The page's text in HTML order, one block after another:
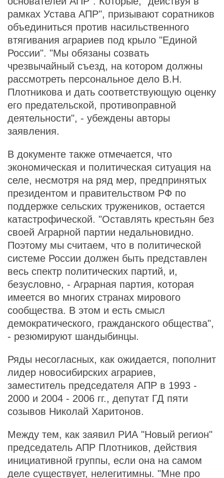
рамках Устава АПР", призывают соратников
объединиться против насильственного
втягивания аграриев под крыло "Единой
России". "Мы обязаны созвать
чрезвычайный съезд, на котором должны
рассмотреть персональное дело В.Н.
Плотникова и дать соответствующую оценку
его предательской, противоправной
деятельности", - убеждены авторы
заявления.
В документе также отмечается, что
экономическая и политическая ситуация на
селе, несмотря на ряд мер, предпринятых
президентом и правительством РФ по
поддержке сельских тружеников, остается
катастрофической. "Оставлять крестьян без
своей Аграрной партии недальновидно.
Поэтому мы считаем, что в политической
системе России должен быть представлен
весь спектр политических партий, и,
безусловно, - Аграрная партия, которая
имеется во многих странах мирового
сообщества. В этом и есть смысл
демократического, гражданского общества",
- резюмируют шандыбинцы.
Ряды несогласных, как ожидается, пополнит
лидер новосибирских аграриев,
заместитель председателя АПР в 1993 -
2000 и 2004 - 2006 гг., депутат ГД пяти
созывов Николай Харитонов.
Между тем, как заявил РИА "Новый регион"
председатель АПР Плотников, действия
инициативной группы, если она на самом
деле существует, нелегитимны. "Мне про